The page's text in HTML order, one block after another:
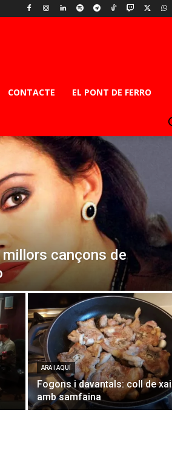
CONTACTE EL PONT DE FERRO
millors cançons de
ARA I AQUÍ
Fogons i davantals: coll de xai
amb samfaina